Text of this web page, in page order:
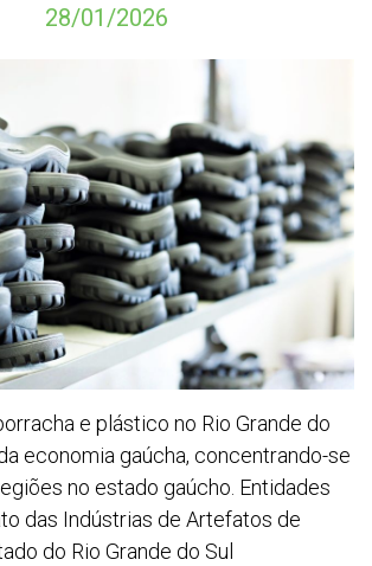
28/01/2026
e plástico no Rio Grande do
economia gaúcha, concentrando-se
no estado gaúcho. Entidades
das Indústrias de Artefatos de
do Rio Grande do Sul